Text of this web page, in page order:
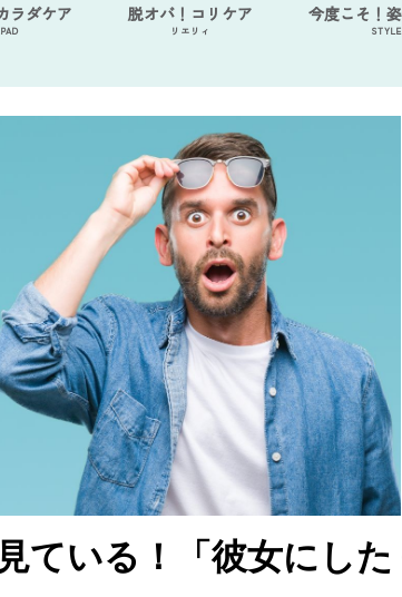
ラダケア 脱オバ！コリケア
リエリィ
今度こそ！
STYLE
ている！「彼女にし